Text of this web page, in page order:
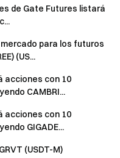
incluido el Reino Unido
acceder o utilizar total
la participación en
Para obtener
restringidas, consulte el
de Gate Futures listará
para los futuros
(US...
acciones con 10
CAMBRI...
acciones con 10
GIGADE...
(USDT-M)